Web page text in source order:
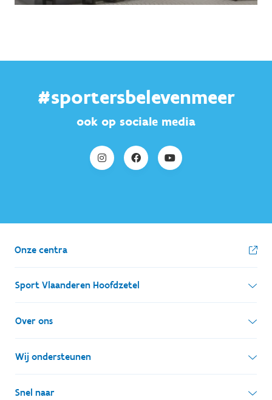
#sportersbelevenmeer
ook op sociale media
Onze centra
Sport Vlaanderen Hoofdzetel
Simon Bolivarlaan 17
1000 Brussel
Ondernemingsnummer: BE 0248.142.826
Over ons
Wie zijn we, wat doen we
Onze centra
Wij ondersteunen
Lokale besturen
Snel naar